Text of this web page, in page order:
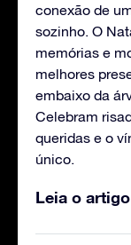
conexão de
sozinho. O
memórias e
melhores
embaixo da
Celebram
queridas e o
único.
Leia o